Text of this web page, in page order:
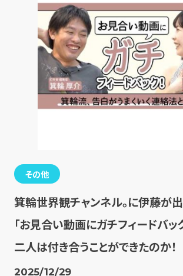
その他
箕輪世界観チャンネル。に伊藤が出
「お見合い動画にガチフィードバッ
二人は付き合うことができたのか！
2025/12/29